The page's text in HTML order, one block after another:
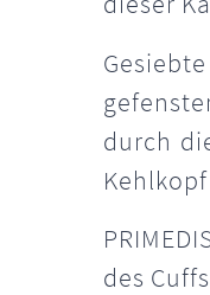
durch
des